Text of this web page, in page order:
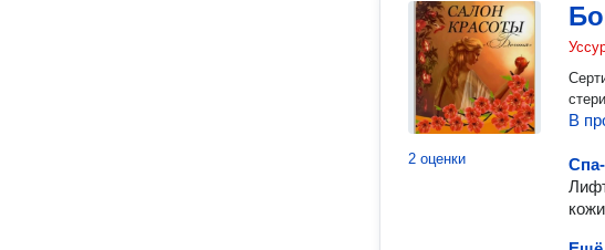
2 оценки
В